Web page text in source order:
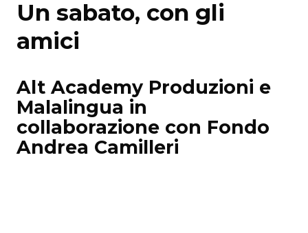
Un sabato, con gli
amici
Alt Academy Produzioni e
Malalingua in
collaborazione con Fondo
Andrea Camilleri